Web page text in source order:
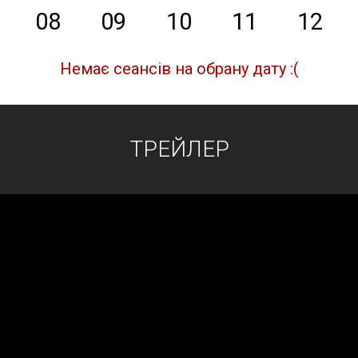
08 09 10 11 12
Немає сеансів на обрану дату :(
ТРЕЙЛЕР